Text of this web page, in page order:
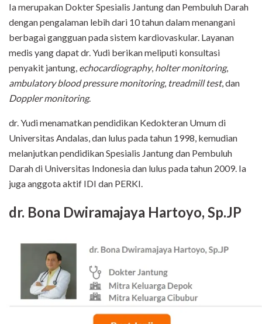
Ia merupakan Dokter Spesialis Jantung dan Pembuluh Darah
dengan pengalaman lebih dari 10 tahun dalam menangani
berbagai gangguan pada sistem kardiovaskular. Layanan
medis yang dapat dr. Yudi berikan meliputi konsultasi
penyakit jantung, echocardiography, holter monitoring,
ambulatory blood pressure monitoring, treadmill test, dan
Doppler monitoring.
dr. Yudi menamatkan pendidikan Kedokteran Umum di
Universitas Andalas, dan lulus pada tahun 1998, kemudian
melanjutkan pendidikan Spesialis Jantung dan Pembuluh
Darah di Universitas Indonesia dan lulus pada tahun 2009. Ia
juga anggota aktif IDI dan PERKI.
dr. Bona Dwiramajaya Hartoyo, Sp.JP